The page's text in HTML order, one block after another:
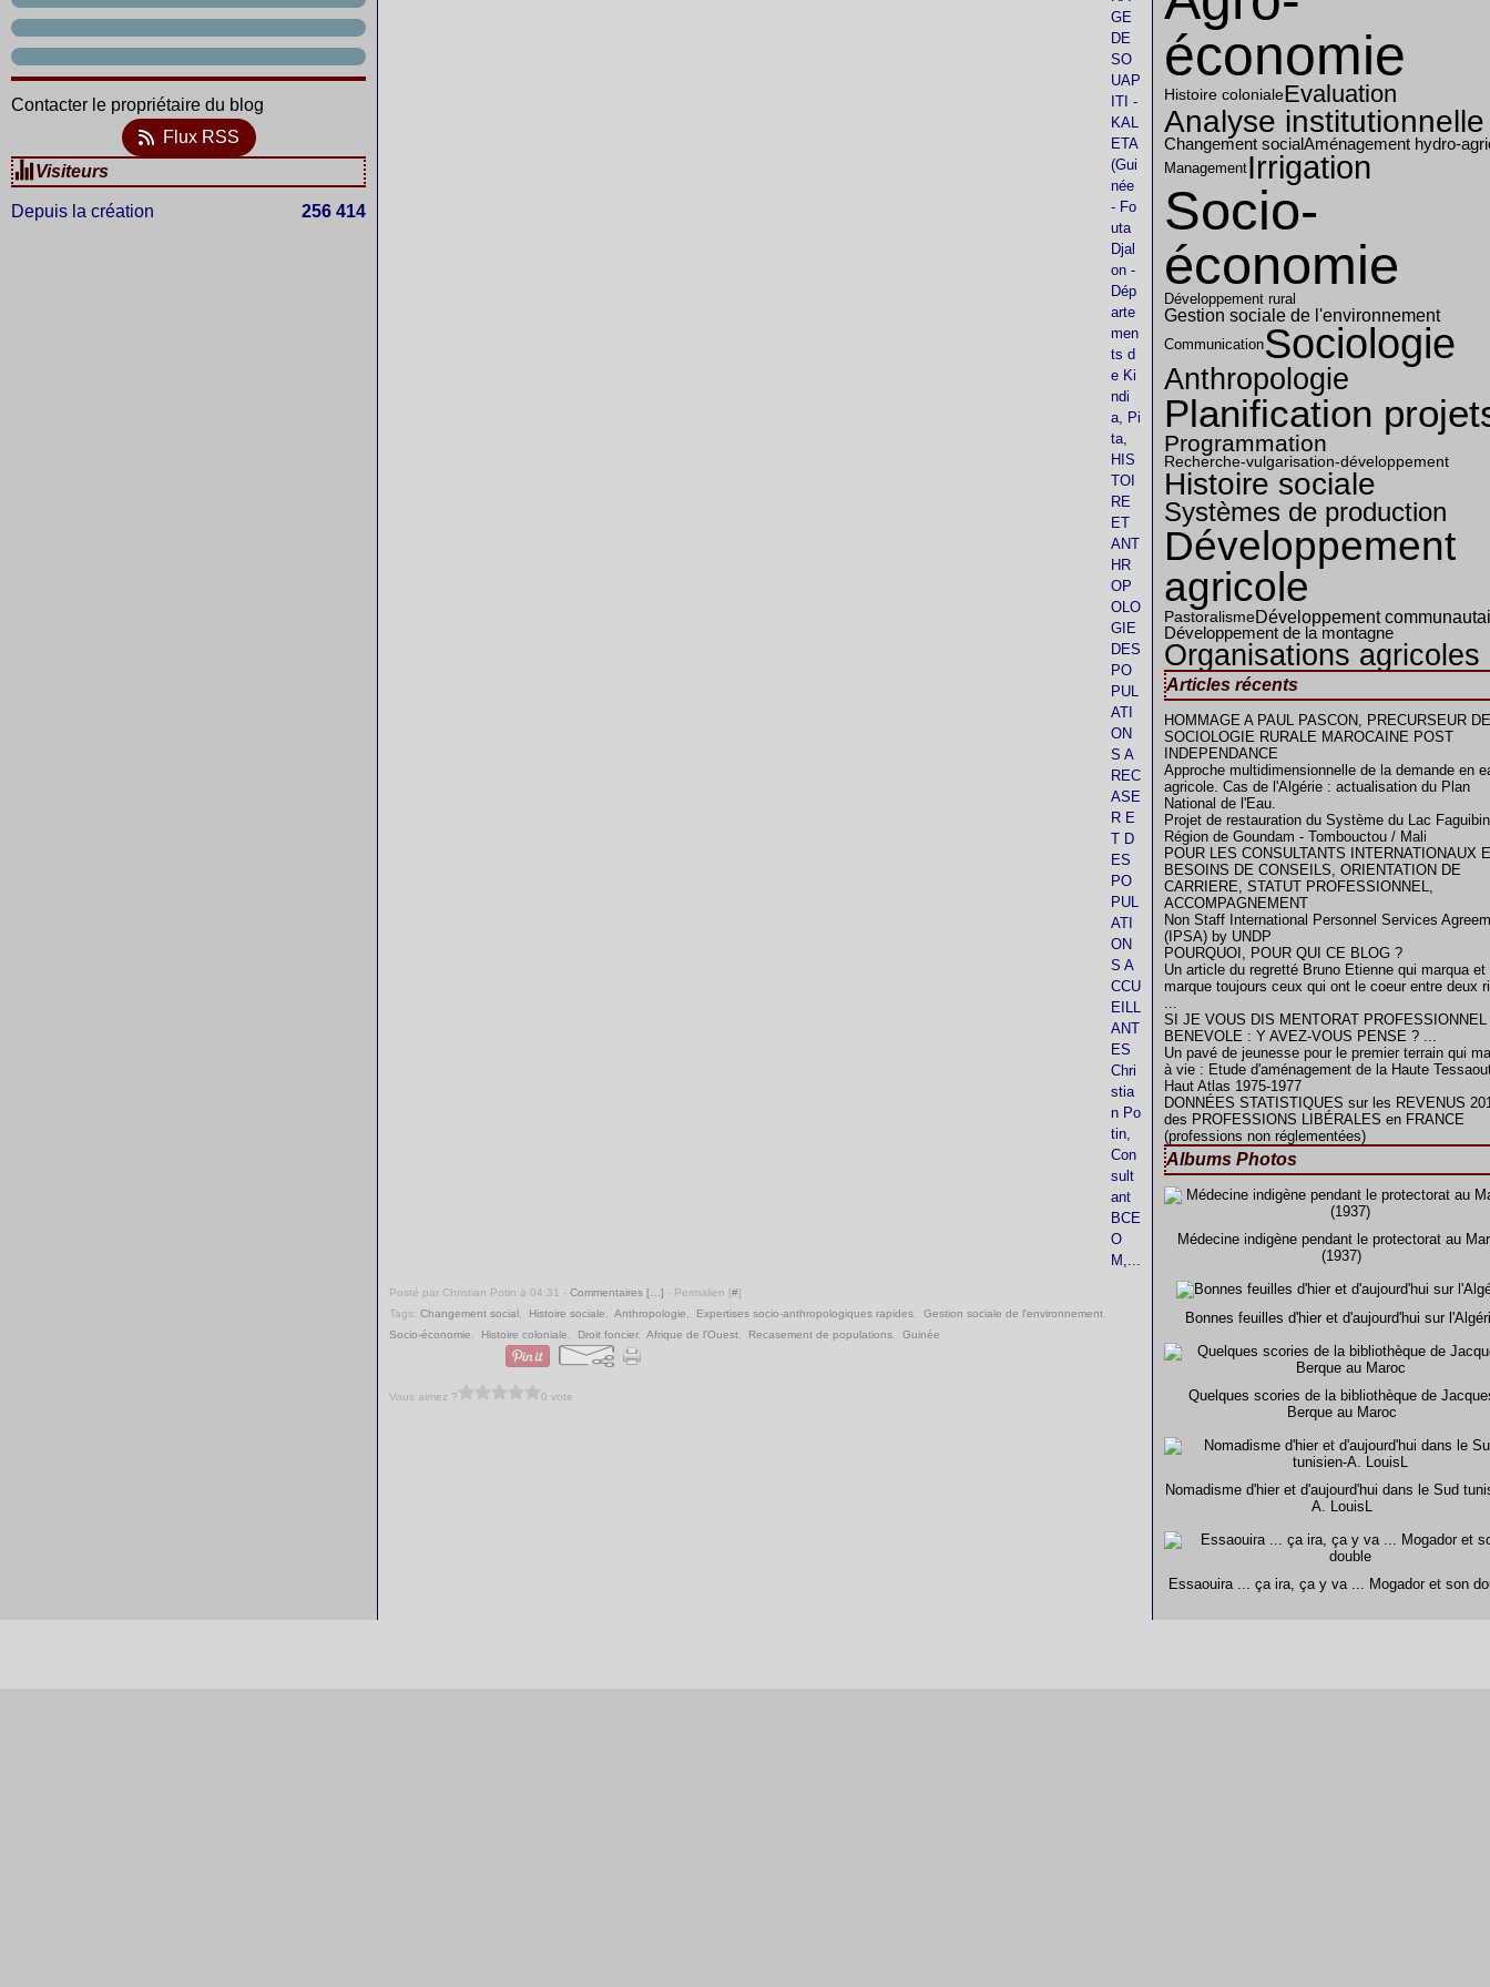
Contacter le propriétaire du blog
Flux RSS
Visiteurs
Depuis la création 256 414
GE
DE
SO
UAP
ITI -
KAL
ETA
(Gui
née
- Fo
uta
Djal
on -
Dép
arte
men
ts d
e Ki
ndi
a, Pi
ta,
HIS
TOI
RE
ET
ANT
HR
OP
OLO
GIE
DES
PO
PUL
ATI
ON
S A
REC
ASE
R E
T D
ES
PO
PUL
ATI
ON
S A
CCU
EILL
ANT
ES
Chri
stia
n Po
tin,
Con
sult
ant
BCE
O
M,...
Posté par Christian Potin à 04:31 - Commentaires [ ] - Permalien [#]
Tags: Changement social Histoire sociale Anthropologie Expertises socio-anthropologiques rapides Gestion sociale de l'environnement
Socio-économie
Histoire coloniale Droit foncier, Afrique de l'Ouest Recasement de populations Guinée
Vous aimez ? 0 vote
économie
Histoire colonialeEvaluation
Analyse institutionnelle
Changement socialAménagement hydro-
ManagementIrrigation
Socio-
économie
Développement rural
Gestion sociale de l'environnement
CommunicationSociologie
Anthropologie
Planification
Programmation
Recherche-vulgarisation-développement
Histoire sociale
Systèmes de production
Développement
agricole
PastoralismeDéveloppement
Développement de la montagne
Organisations agricoles
Articles récents
HOMMAGE A PAUL PASCON, PRECURSEUR
SOCIOLOGIE RURALE MAROCAINE POST
INDEPENDANCE
Approche multidimensionnelle de la demande en
agricole. Cas de l'Algérie : actualisation du Plan
National de l'Eau.
Projet de restauration du Système du Lac
Région de Goundam - Tombouctou / Mali
POUR LES CONSULTANTS INTERNATIONAUX
BESOINS DE CONSEILS, ORIENTATION DE
CARRIERE, STATUT PROFESSIONNEL,
ACCOMPAGNEMENT
Non Staff International Personnel Services
(IPSA) by UNDP
POURQUOI, POUR QUI CE BLOG ?
Un article du regretté Bruno Etienne qui marqua et
marque toujours ceux qui ont le coeur entre deux
...
SI JE VOUS DIS MENTORAT PROFESSIONNEL
BENEVOLE : Y AVEZ-VOUS PENSE ? ...
Un pavé de jeunesse pour le premier terrain qui
à vie : Etude d'aménagement de la Haute
Haut Atlas 1975-1977
DONNÉES STATISTIQUES sur les REVENUS
des PROFESSIONS LIBÉRALES en FRANCE
(professions non réglementées)
Albums Photos
Médecine indigène pendant le protectorat au
(1937)
Bonnes feuilles d'hier et d'aujourd'hui sur
Quelques scories de la bibliothèque de
Berque au Maroc
Nomadisme d'hier et d'aujourd'hui dans le Sud
A. LouisL
Essaouira ... ça ira, ça y va ... Mogador et son